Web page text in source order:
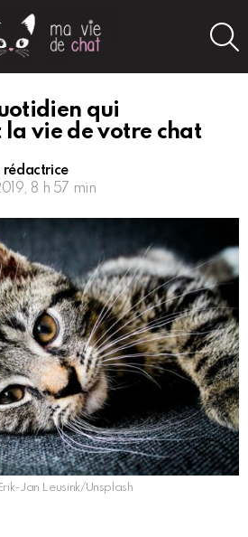
qui
la vie de votre chat
rédactrice
8 h 57 min
Jan Leusink/Unsplash